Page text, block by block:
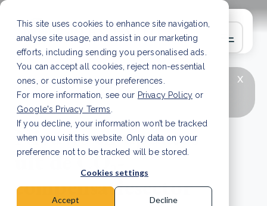
This site uses cookies to enhance site navigation,
analyse site usage, and assist in our marketing
efforts, including sending you personalised ads.
You can accept all cookies, reject non-essential
ones, or customise your preferences.
For more information, see our Privacy Policy or
Google's Privacy Terms
If you decline, your information won’t be tracked
when you visit this website. Only data on your
preference not to be tracked will be stored.
Cookies settings
Accept Decline
x
LAATSTE ARTIKEL
CSRD en uw positie als
leverancier: wat verandert er in 2026?Lees
artikel
Nieuws en updates
uit de CO₂-
compensatiesector